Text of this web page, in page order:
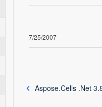
7/25/2007
Aspose.Cells .Net